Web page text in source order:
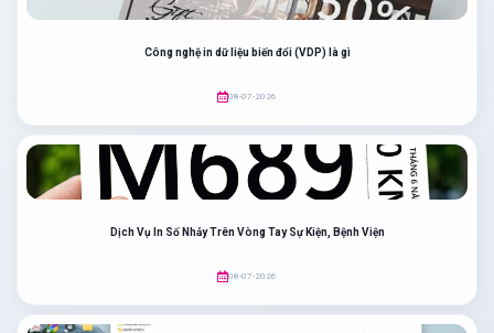
Công nghệ in dữ liệu biến đổi (VDP) là gì
08-07-2026
Dịch Vụ In Số Nhảy Trên Vòng Tay Sự Kiện, Bệnh Viện
08-07-2026